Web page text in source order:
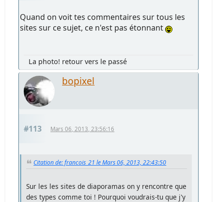
Quand on voit tes commentaires sur tous les
sites sur ce sujet, ce n'est pas étonnant
La photo! retour vers le passé
bopixel
#113 Mars 06, 2013, 23:56:16
Citation de: francois_21 le Mars 06, 2013, 22:43:50
Sur les les sites de diaporamas on y rencontre que
des types comme toi ! Pourquoi voudrais-tu que j'y